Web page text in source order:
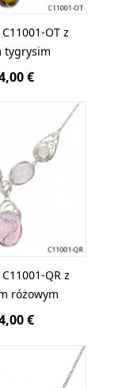
OT z
tygrysim
€
QR z
różowym
€